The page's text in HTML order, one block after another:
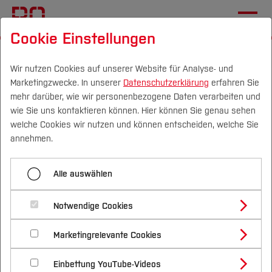
Campus Personen DE|EN Quicklinks
Studium
Studienangebote
Bachelorstudiengänge
Masterstudiengänge
Vor dem Studium
Bewerben & Einschreiben
Bewerbungsportal
Im Studium
Studienbüros und Prüfungen
Nach dem Studium
Forschung & Transfer
Profil
Forschungs- und Transferprofil
Schwerpunkte (FuT)
Beratung & Förderung
Nachhaltigkeit
Nachhaltigkeit studieren
International
Neues Informationsangebot
zur Digitalen
Barrierefreiheit in der
Lehre
31.07.2024
Information, wie Sie Barrieren in
digitalen Dokumenten und in
Cookie Einstellungen
Wir nutzen Cookies auf unserer Website für Analyse- und
Marketingzwecke. In unserer Datenschutzerklärung erfahren Sie
mehr darüber, wie wir personenbezogene Daten verarbeiten und
wie Sie uns kontaktieren können. Hier können Sie genau sehen
welche Cookies wir nutzen und können entscheiden, welche Sie
annehmen.
Alle auswählen
Notwendige Cookies
Marketingrelevante Cookies
Einbettung YouTube-Videos